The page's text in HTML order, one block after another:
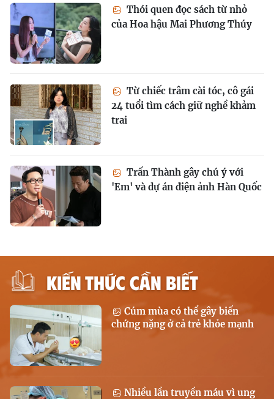
Thói quen đọc sách từ nhỏ
của Hoa hậu Mai Phương Thúy
Từ chiếc trâm cài tóc, cô gái
24 tuổi tìm cách giữ nghề khảm
trai
Trấn Thành gây chú ý với
'Em' và dự án điện ảnh Hàn Quốc
KIẾN THỨC CẦN BIẾT
Cúm mùa có thể gây biến
chứng nặng ở cả trẻ khỏe mạnh
Nhiều lần truyền máu vì ung